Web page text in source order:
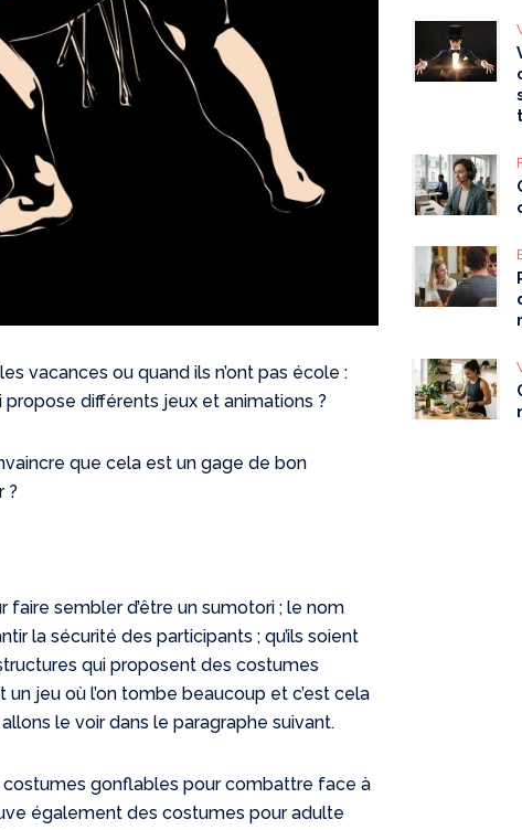
vacances ou quand ils n’ont pas école :
différents jeux et animations ?
que cela est un gage de bon
?
sembler d’être un sumotori ; le nom
la sécurité des participants ; qu’ils soient
qui proposent des costumes
jeu où l’on tombe beaucoup et c’est cela
le voir dans le paragraphe suivant.
gonflables pour combattre face à
également des costumes pour adulte